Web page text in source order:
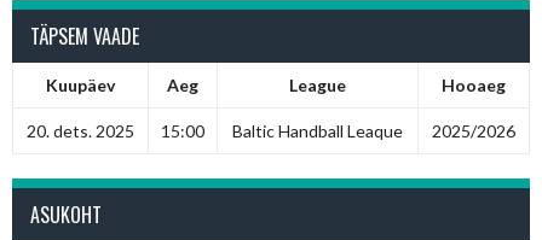
TÄPSEM VAADE
Kuupäev Aeg League Hooaeg
20. dets. 2025 15:00 Baltic Handball Leaque 2025/2026
ASUKOHT